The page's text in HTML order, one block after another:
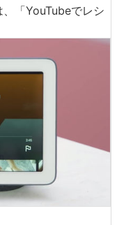
「YouTubeでレシ